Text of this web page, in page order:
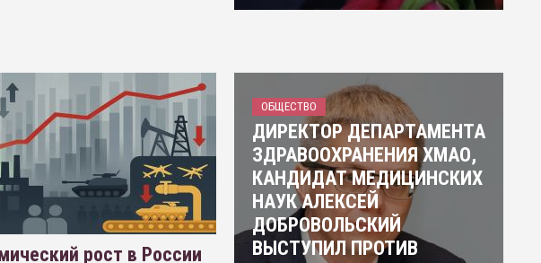
рост в России
ОБЩЕСТВО
ДИРЕКТОР ДЕПАРТАМЕНТА
ЗДРАВООХРАНЕНИЯ ХМАО,
КАНДИДАТ МЕДИЦИНСКИХ
НАУК АЛЕКСЕЙ
ДОБРОВОЛЬСКИЙ
ВЫСТУПИЛ ПРОТИВ